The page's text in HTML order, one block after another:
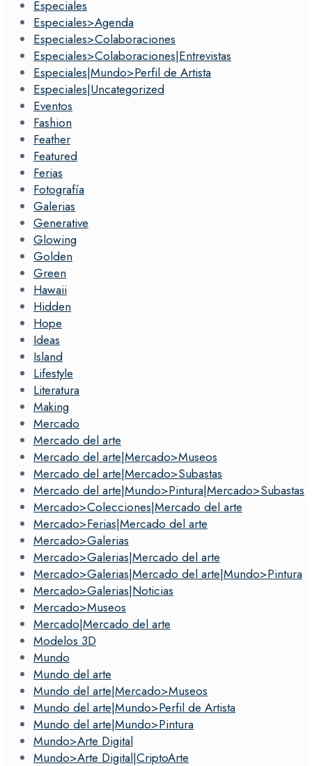
Especiales
Especiales>Agenda
Especiales>Colaboraciones
Especiales>Colaboraciones|Entrevistas
Especiales|Mundo>Perfil de Artista
Especiales|Uncategorized
Eventos
Fashion
Feather
Featured
Ferias
Fotografía
Galerias
Generative
Glowing
Golden
Green
Hawaii
Hidden
Hope
Ideas
Island
Lifestyle
Literatura
Making
Mercado
Mercado del arte
Mercado del arte|Mercado>Museos
Mercado del arte|Mercado>Subastas
Mercado del arte|Mundo>Pintura|Mercado>Subastas
Mercado>Colecciones|Mercado del arte
Mercado>Ferias|Mercado del arte
Mercado>Galerias
Mercado>Galerias|Mercado del arte
Mercado>Galerias|Mercado del arte|Mundo>Pintura
Mercado>Galerias|Noticias
Mercado>Museos
Mercado|Mercado del arte
Modelos 3D
Mundo
Mundo del arte
Mundo del arte|Mercado>Museos
Mundo del arte|Mundo>Perfil de Artista
Mundo del arte|Mundo>Pintura
Mundo>Arte Digital
Mundo>Arte Digital|CriptoArte